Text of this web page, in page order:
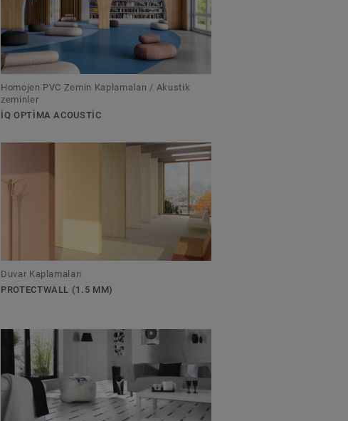
Homojen PVC Zemin Kaplamaları / Akustik
zeminler
IQ OPTIMA ACOUSTIC
Duvar Kaplamaları
PROTECTWALL (1.5 MM)